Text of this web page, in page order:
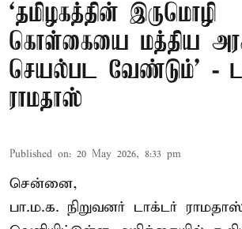
‘தமிழகத்தின் இருமொழி
கொள்கையை மத்திய
செயல்பட வேண்டும்’ -
ராமதாஸ்
Published on: 20 May 2026, 8:33 pm
சென்னை,
பா.ம.க. நிறுவனர் டாக்டர்